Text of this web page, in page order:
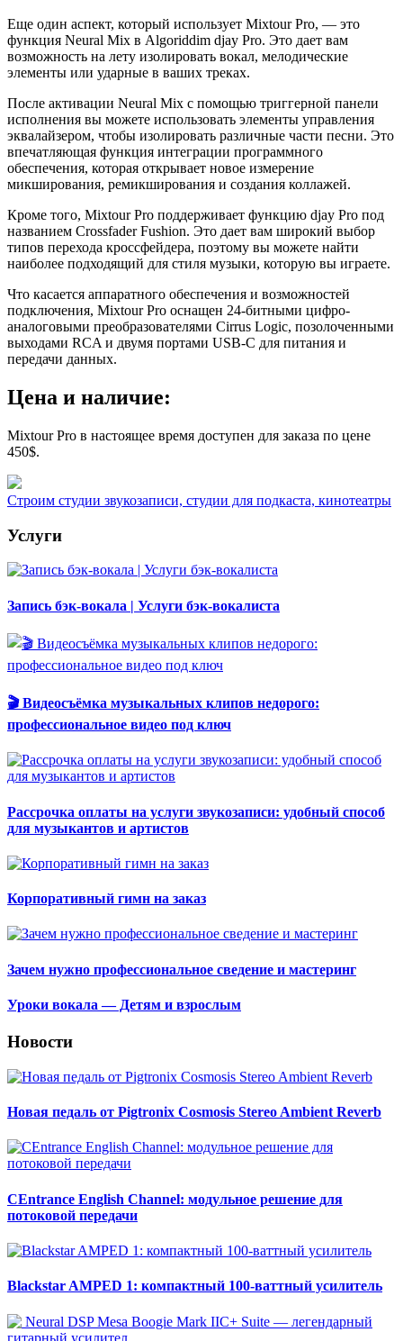
Еще один аспект, который использует Mixtour Pro, — это
функция Neural Mix в Algoriddim djay Pro. Это дает вам
возможность на лету изолировать вокал, мелодические
элементы или ударные в ваших треках.
После активации Neural Mix с помощью триггерной панели
исполнения вы можете использовать элементы управления
эквалайзером, чтобы изолировать различные части песни. Это
впечатляющая функция интеграции программного
обеспечения, которая открывает новое измерение
микширования, ремикширования и создания коллажей.
Кроме того, Mixtour Pro поддерживает функцию djay Pro под
названием Crossfader Fushion. Это дает вам широкий выбор
типов перехода кроссфейдера, поэтому вы можете найти
наиболее подходящий для стиля музыки, которую вы играете.
Что касается аппаратного обеспечения и возможностей
подключения, Mixtour Pro оснащен 24-битными цифро-
аналоговыми преобразователями Cirrus Logic, позолоченными
выходами RCA и двумя портами USB-C для питания и
передачи данных.
Цена и наличие:
Mixtour Pro в настоящее время доступен для заказа по цене
450$.
Строим студии звукозаписи, студии для подкаста, кинотеатры
Услуги
Запись бэк-вокала | Услуги бэк-вокалиста
🎬 Видеосъёмка музыкальных клипов недорого:
профессиональное видео под ключ
Рассрочка оплаты на услуги звукозаписи: удобный способ
для музыкантов и артистов
Корпоративный гимн на заказ
Зачем нужно профессиональное сведение и мастеринг
Уроки вокала — Детям и взрослым
Новости
Новая педаль от Pigtronix Cosmosis Stereo Ambient Reverb
CEntrance English Channel: модульное решение для
потоковой передачи
Blackstar AMPED 1: компактный 100-ваттный усилитель